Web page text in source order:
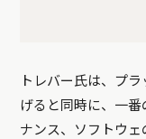
トレバー氏は、プ
げると同時に、一
ナンス、ソフトウ